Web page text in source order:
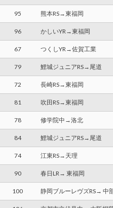
95 熊本RS→東福岡
96 かしいYR→東福岡
67 つくしYR→佐賀工業
79 鯉城ジュニアRS→尾道
72 長崎RS→東福岡
81 吹田RS→東福岡
78 修学院中→洛北
84 鯉城ジュニアRS→尾道
74 江東RS→天理
90 春日LR→ 東福岡
100 静岡ブルーレヴズRS→ 中